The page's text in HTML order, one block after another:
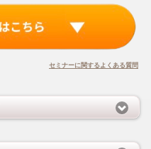
セミナーに関するよくある質問